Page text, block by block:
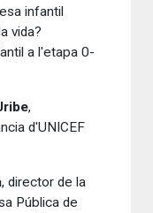
infantil
vida?
a l'etapa 0-
,
d'UNICEF
, director de la
Pública de